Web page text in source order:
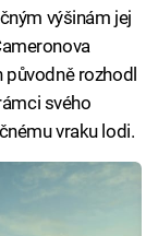
výšinám jej
původně rozhodl
svého
vraku lodi.